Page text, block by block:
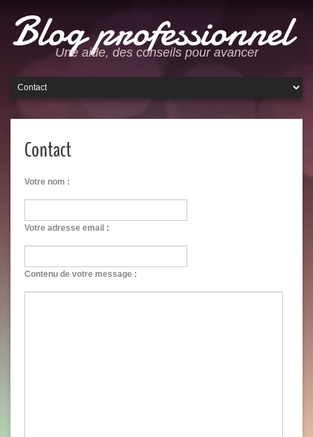
Blog professionnel
Une aide, des conseils pour avancer
Contact
Votre nom :
Votre adresse email :
Contenu de votre message :